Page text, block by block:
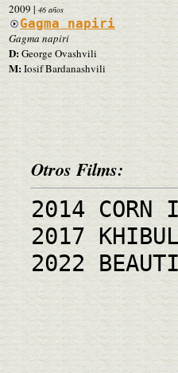
2009 | 46 años
Gagma napiri
Gagma napiri
D:George Ovashvili
M:Iosif Bardanashvili
Otros Films:
2014 CORN
2017
2022